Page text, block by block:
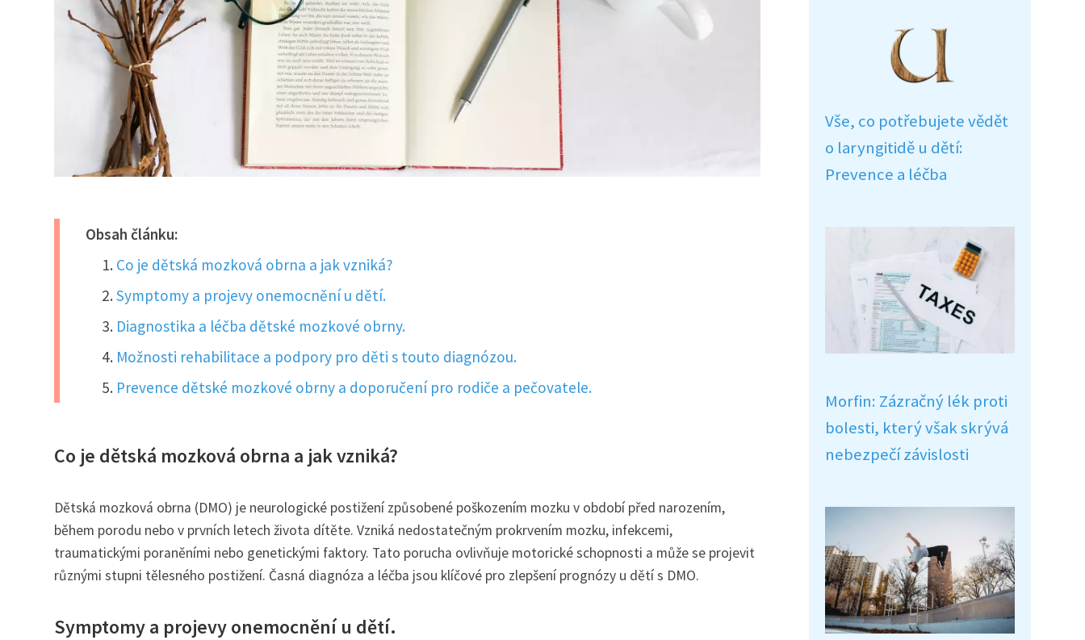
Obsah článku:
Co je dětská mozková obrna a jak vzniká?
Symptomy a projevy onemocnění u dětí.
Diagnostika a léčba dětské mozkové obrny.
Možnosti rehabilitace a podpory pro děti s touto diagnózou.
Prevence dětské mozkové obrny a doporučení pro rodiče a pečovatele.
Co je dětská mozková obrna a jak vzniká?
Dětská mozková obrna (DMO) je neurologické postižení způsobené poškozením mozku v období před narozením,
během porodu nebo v prvních letech života dítěte. Vzniká nedostatečným prokrvením mozku, infekcemi,
traumatickými poraněními nebo genetickými faktory. Tato porucha ovlivňuje motorické schopnosti a může se projevit
různými stupni tělesného postižení. Časná diagnóza a léčba jsou klíčové pro zlepšení prognózy u dětí s DMO.
Symptomy a projevy onemocnění u dětí.
Vše, co potřebujete vědět
o laryngitidě u dětí:
Prevence a léčba
Morfin: Zázračný lék proti
bolesti, který však skrývá
nebezpečí závislosti